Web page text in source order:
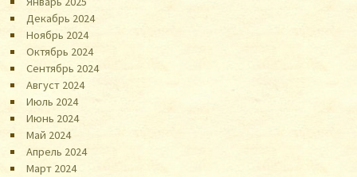
Декабрь 2024
Ноябрь 2024
Октябрь 2024
Сентябрь 2024
Август 2024
Июль 2024
Июнь 2024
Май 2024
Апрель 2024
Март 2024